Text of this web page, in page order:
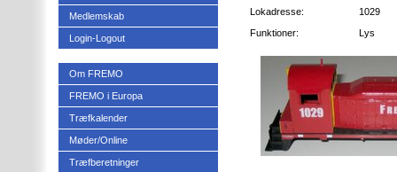
Lokadresse:
1029
Funktioner:
Lys
Medlemskab
Login-Logout
Om FREMO
FREMO i Europa
Træfkalender
Møder/Online
Træfberetninger